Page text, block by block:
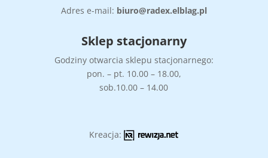
Adres e-mail: biuro@radex.elblag.pl
Sklep stacjonarny
Godziny otwarcia sklepu stacjonarnego:
pon. – pt. 10.00 – 18.00,
sob.10.00 – 14.00
Kreacja: